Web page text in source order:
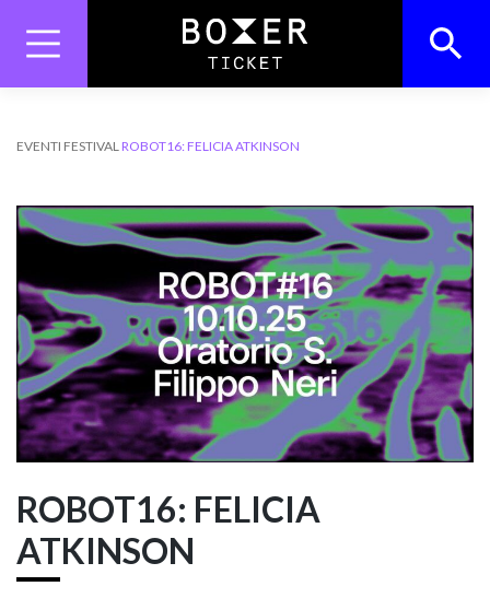
content
EVENTI FESTIVAL ROBOT16: FELICIA ATKINSON
ROBOT16: FELICIA
ATKINSON